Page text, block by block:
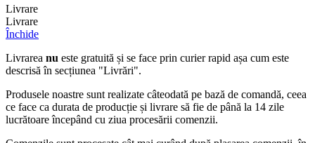
Livrare
Livrare
Închide
Livrarea nu este gratuită și se face prin curier rapid așa cum este
descrisă în secțiunea "Livrări".
Produsele noastre sunt realizate câteodată pe bază de comandă, ceea
ce face ca durata de producție și livrare să fie de până la 14 zile
lucrătoare începând cu ziua procesării comenzii.